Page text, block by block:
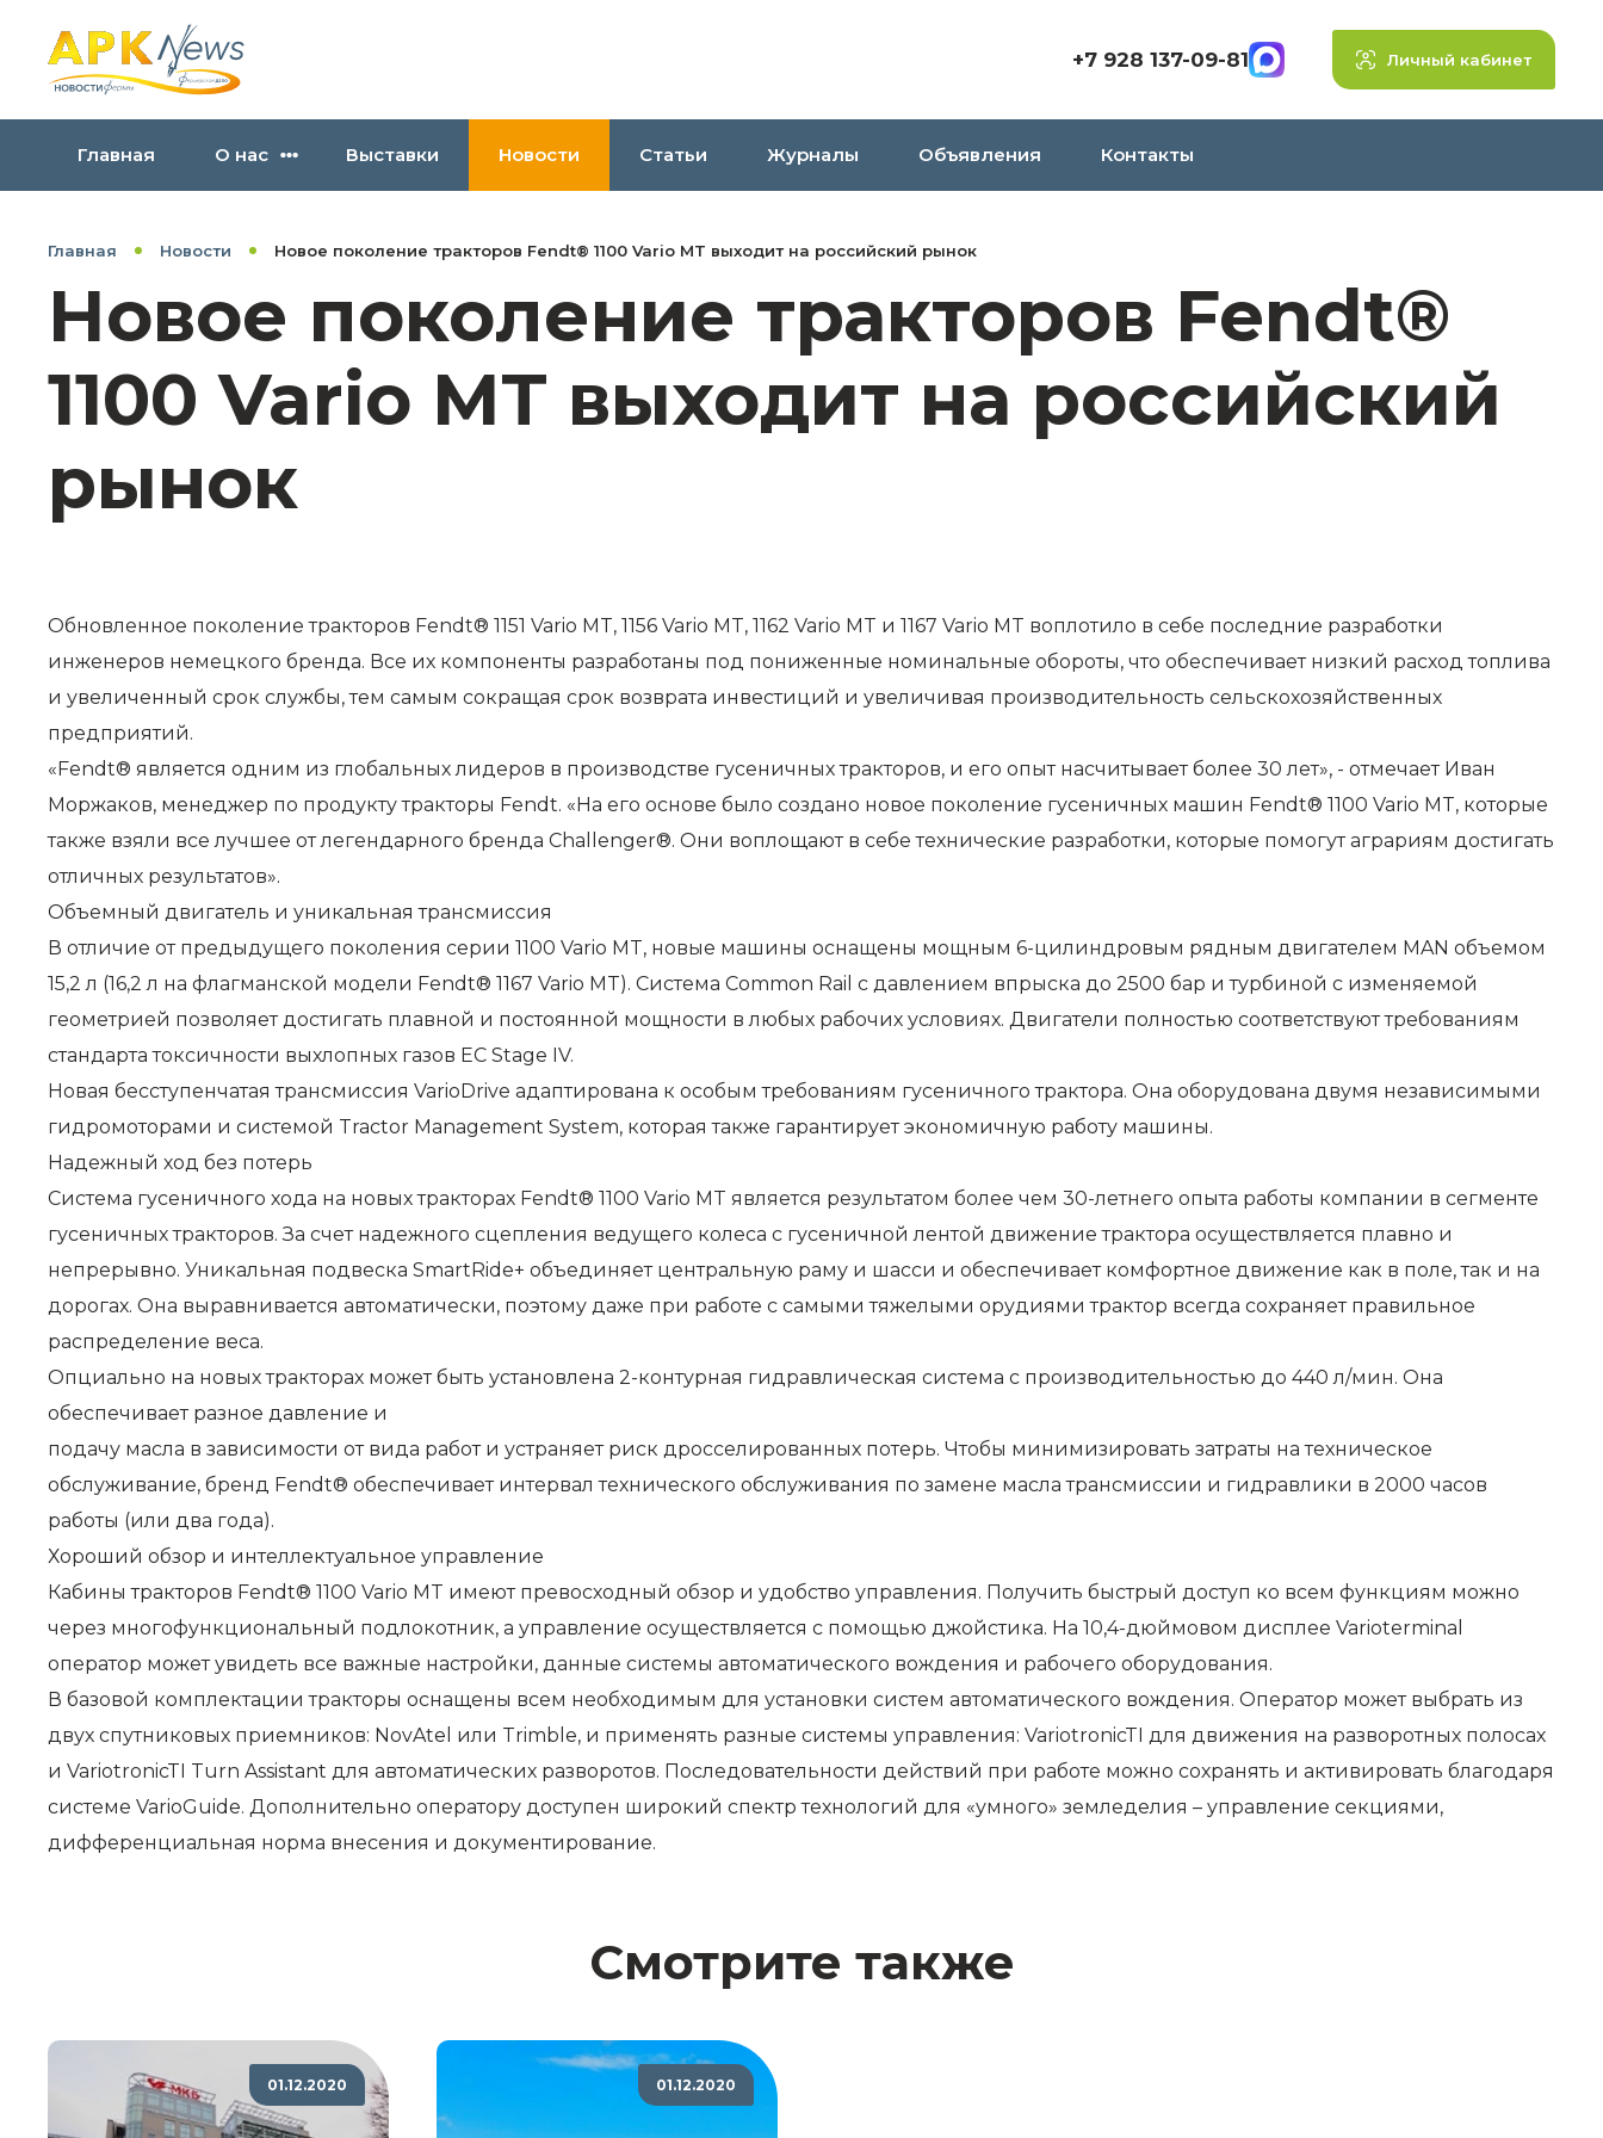
+7 928 137-09-81 Личный кабинет
Главная О нас Выставки Новости Статьи Журналы Объявления Контакты
Главная Новости Новое поколение тракторов Fendt® 1100 Vario MT выходит на российский рынок
Новое поколение тракторов Fendt®
1100 Vario MT выходит на российский
рынок
Обновленное поколение тракторов Fendt® 1151 Vario MT, 1156 Vario MT, 1162 Vario MT и 1167 Vario MT воплотило в себе последние разработки
инженеров немецкого бренда. Все их компоненты разработаны под пониженные номинальные обороты, что обеспечивает низкий расход топлива
и увеличенный срок службы, тем самым сокращая срок возврата инвестиций и увеличивая производительность сельскохозяйственных
предприятий.
«Fendt® является одним из глобальных лидеров в производстве гусеничных тракторов, и его опыт насчитывает более 30 лет», - отмечает Иван
Моржаков, менеджер по продукту тракторы Fendt. «На его основе было создано новое поколение гусеничных машин Fendt® 1100 Vario MT, которые
также взяли все лучшее от легендарного бренда Challenger®. Они воплощают в себе технические разработки, которые помогут аграриям достигать
отличных результатов».
Объемный двигатель и уникальная трансмиссия
В отличие от предыдущего поколения серии 1100 Vario MT, новые машины оснащены мощным 6-цилиндровым рядным двигателем MAN объемом
15,2 л (16,2 л на флагманской модели Fendt® 1167 Vario MT). Система Common Rail с давлением впрыска до 2500 бар и турбиной с изменяемой
геометрией позволяет достигать плавной и постоянной мощности в любых рабочих условиях. Двигатели полностью соответствуют требованиям
стандарта токсичности выхлопных газов ЕС Stage IV.
Новая бесступенчатая трансмиссия VarioDrive адаптирована к особым требованиям гусеничного трактора. Она оборудована двумя независимыми
гидромоторами и системой Tractor Management System, которая также гарантирует экономичную работу машины.
Надежный ход без потерь
Система гусеничного хода на новых тракторах Fendt® 1100 Vario MT является результатом более чем 30-летнего опыта работы компании в сегменте
гусеничных тракторов. За счет надежного сцепления ведущего колеса с гусеничной лентой движение трактора осуществляется плавно и
непрерывно. Уникальная подвеска SmartRide+ объединяет центральную раму и шасси и обеспечивает комфортное движение как в поле, так и на
дорогах. Она выравнивается автоматически, поэтому даже при работе с самыми тяжелыми орудиями трактор всегда сохраняет правильное
распределение веса.
Опциально на новых тракторах может быть установлена 2-контурная гидравлическая система с производительностью до 440 л/мин. Она
обеспечивает разное давление и
подачу масла в зависимости от вида работ и устраняет риск дросселированных потерь. Чтобы минимизировать затраты на техническое
обслуживание, бренд Fendt® обеспечивает интервал технического обслуживания по замене масла трансмиссии и гидравлики в 2000 часов
работы (или два года).
Хороший обзор и интеллектуальное управление
Кабины тракторов Fendt® 1100 Vario MT имеют превосходный обзор и удобство управления. Получить быстрый доступ ко всем функциям можно
через многофункциональный подлокотник, а управление осуществляется с помощью джойстика. На 10,4-дюймовом дисплее Varioterminal
оператор может увидеть все важные настройки, данные системы автоматического вождения и рабочего оборудования.
В базовой комплектации тракторы оснащены всем необходимым для установки систем автоматического вождения. Оператор может выбрать из
двух спутниковых приемников: NovAtel или Trimble, и применять разные системы управления: VariotronicTI для движения на разворотных полосах
и VariotronicTI Turn Assistant для автоматических разворотов. Последовательности действий при работе можно сохранять и активировать благодаря
системе VarioGuide. Дополнительно оператору доступен широкий спектр технологий для «умного» земледелия – управление секциями,
дифференциальная норма внесения и документирование.
Смотрите также
01.12.2020 01.12.2020